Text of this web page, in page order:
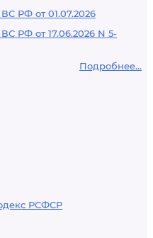
РФ от 01.07.2026
РФ от 17.06.2026 N 5-
Подробнее...
РСФСР